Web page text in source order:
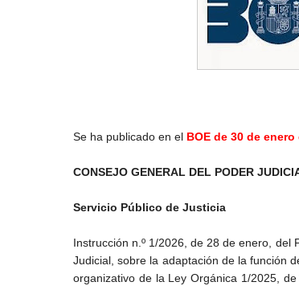
Se ha publicado en el BOE de 30 de enero
CONSEJO GENERAL DEL PODER
Servicio Público de Justicia
Instrucción n.º 1/2026, de 28 de enero, del
Judicial, sobre la adaptación de la función
organizativo de la Ley Orgánica 1/2025,